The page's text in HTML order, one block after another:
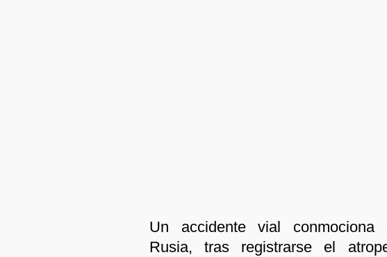
Un accidente vial
Rusia, tras registrarse el